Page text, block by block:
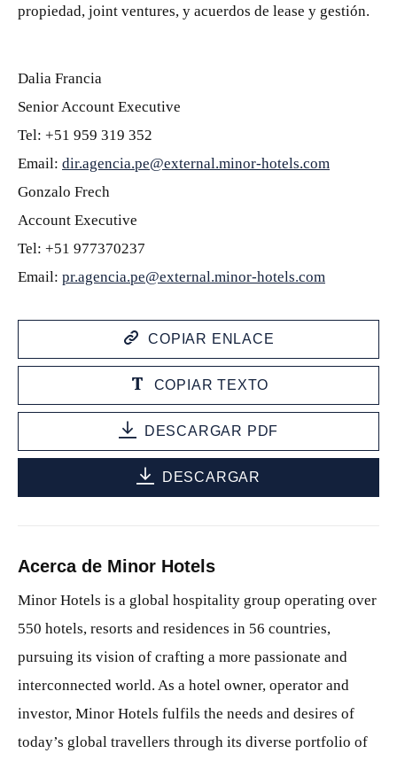
propiedad, joint ventures, y acuerdos de lease y gestión.
Dalia Francia
Senior Account Executive
Tel: +51 959 319 352
Email: dir.agencia.pe@external.minor-hotels.com
Gonzalo Frech
Account Executive
Tel: +51 977370237
Email: pr.agencia.pe@external.minor-hotels.com
COPIAR ENLACE
COPIAR TEXTO
DESCARGAR PDF
DESCARGAR
Acerca de Minor Hotels
Minor Hotels is a global hospitality group operating over
550 hotels, resorts and residences in 56 countries,
pursuing its vision of crafting a more passionate and
interconnected world. As a hotel owner, operator and
investor, Minor Hotels fulfils the needs and desires of
today’s global travellers through its diverse portfolio of